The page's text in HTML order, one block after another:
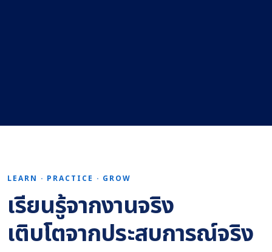
LEARN · PRACTICE · GROW
เรียนรู้จากงานจริง
เติบโตจากประสบการณ์จริง